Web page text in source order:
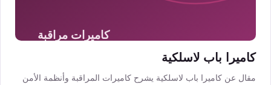
كاميرا باب لاسلكية
مقال عن كاميرا باب لاسلكية يشرح كاميرات المراقبة وأنظمة الأمن